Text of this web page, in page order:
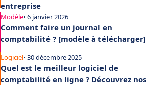
entreprise
Modèle• 6 janvier 2026
Comment faire un journal en
comptabilité ? [modèle à télécharger]
Logiciel• 30 décembre 2025
Quel est le meilleur logiciel de
comptabilité en ligne ? Découvrez nos